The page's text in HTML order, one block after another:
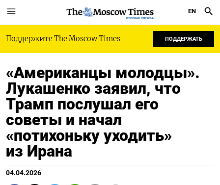
РУССКАЯ СЛУЖБА
EN
Поддержите The Moscow Times ПОДДЕРЖАТЬ
«Американцы молодцы».
Лукашенко заявил, что
Трамп послушал его
советы и начал
«потихоньку уходить»
из Ирана
04.04.2026